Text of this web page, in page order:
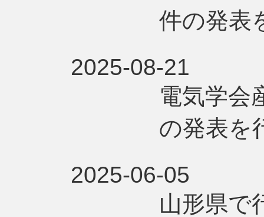
件の発表
2025-08-21
電気学会
の発表を
2025-06-05
山形県で